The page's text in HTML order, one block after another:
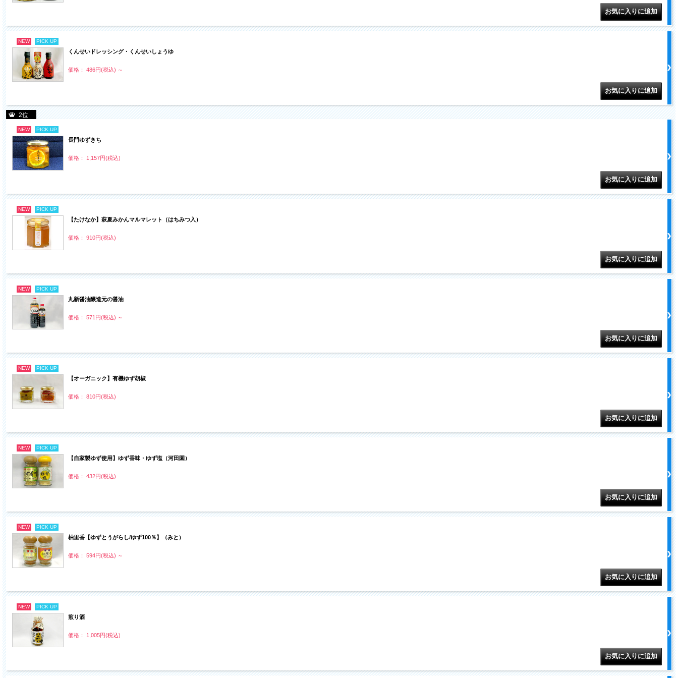
NEW PICK UP
くんせいドレッシング・くんせいしょうゆ
価格： 486円(税込) ～
2位
NEW PICK UP
長門ゆずきち
価格： 1,157円(税込)
NEW PICK UP
【たけなか】萩夏みかんマルマレット（はちみつ入）
価格： 910円(税込)
NEW PICK UP
丸新醤油醸造元の醤油
価格： 571円(税込) ～
NEW PICK UP
【オーガニック】有機ゆず胡椒
価格： 810円(税込)
NEW PICK UP
【自家製ゆず使用】ゆず香味・ゆず塩（河田園）
価格： 432円(税込)
NEW PICK UP
柚里香【ゆずとうがらし/ゆず100％】（みと）
価格： 594円(税込) ～
NEW PICK UP
煎り酒
価格： 1,005円(税込)